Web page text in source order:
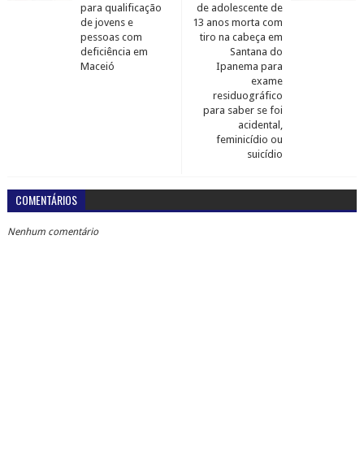
de adolescente de
13 anos morta com
tiro na cabeça em
Santana do
Ipanema para
exame
residuográfico
para saber se foi
acidental,
feminicídio ou
suicídio
para qualificação
de jovens e
pessoas com
deficiência em
Maceió
COMENTÁRIOS
Nenhum comentário